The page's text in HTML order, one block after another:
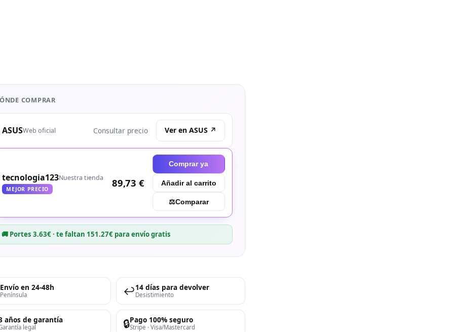
COMPRAR
ASUSWeb oficial Consultar precio Ver en ASUS ↗
tecnologia123Nuestra tienda
MEJOR PRECIO
89,73 €
Comprar ya
Añadir al carrito
⚖︎Comparar
🚚 Portes 3.63€ · te faltan 151.27€ para envío gratis
Envío en 24-48h
Península ↩️14 días para devolver
Desistimiento
años de garantía
legal 🔒Pago 100% seguro
Stripe · Visa/Mastercard